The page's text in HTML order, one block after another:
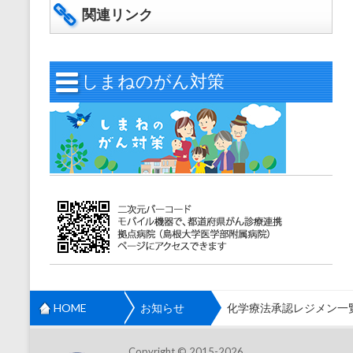
関連リンク
しまねのがん対策
HOME お知らせ 化学療法承認レジメン一